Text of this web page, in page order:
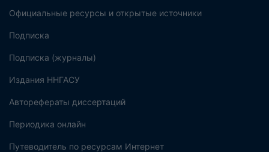
Официальные ресурсы и открытые источники
Подписка
Подписка (журналы)
Издания ННГАСУ
Авторефераты диссертаций
Периодика онлайн
Путеводитель по ресурсам Интернет